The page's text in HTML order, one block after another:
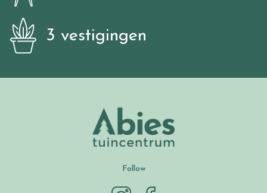
3 vestigingen
Follow